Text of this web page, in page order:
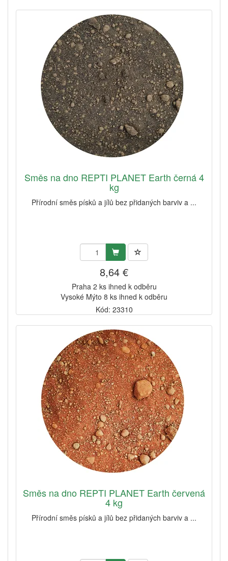
Směs na dno REPTI PLANET Earth černá 4
kg
Přírodní směs písků a jílů bez přidaných barviv a ...
8,64 €
Praha 2 ks ihned k odběru
Vysoké Mýto 8 ks ihned k odběru
Kód: 23310
Směs na dno REPTI PLANET Earth červená
4 kg
Přírodní směs písků a jílů bez přidaných barviv a ...